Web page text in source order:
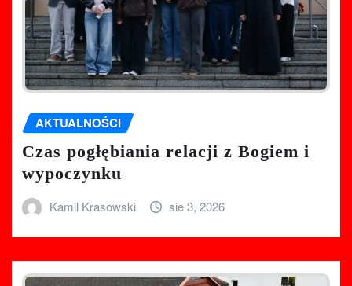
AKTUALNOŚCI
Czas pogłębiania relacji z Bogiem i
wypoczynku
Kamil Krasowski sie 3, 2026